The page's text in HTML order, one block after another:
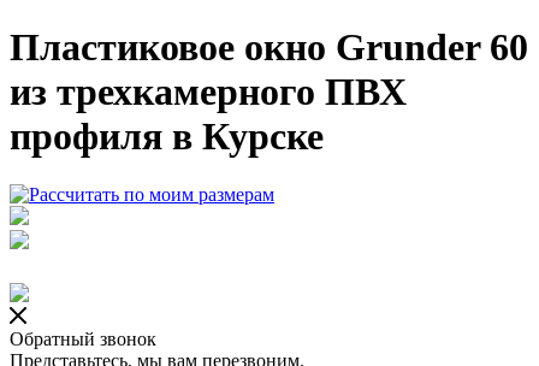
Пластиковое окно Grunder 60
из трехкамерного ПВХ
профиля в Курске
Обратный звонок
Представьтесь, мы вам перезвоним.